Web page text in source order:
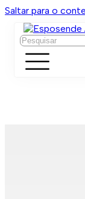
Saltar para o
Pesquisar